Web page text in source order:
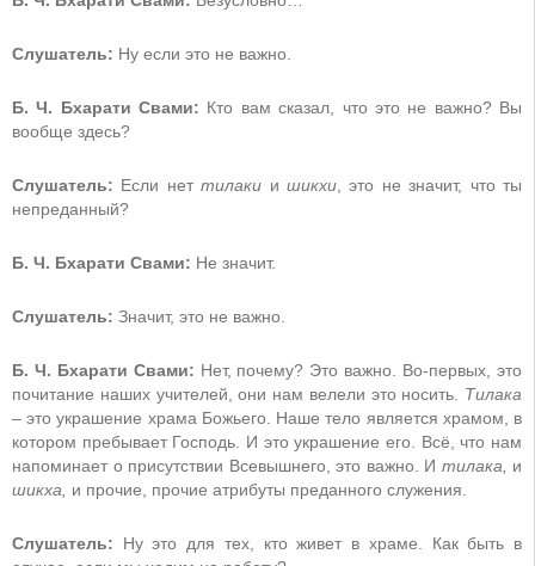
Слушатель: Ну если это не важно.
Б. Ч. Бхарати Свами: Кто вам сказал, что это не важно? Вы
вообще здесь?
Слушатель: Если неттилаки и шикхи , это не значит, что ты
непреданный?
Б. Ч. Бхарати Свами: Не значит.
Слушатель: Значит, это не важно.
Б. Ч. Бхарати Свами: Нет, почему? Это важно. Во-первых, это
почитание наших учителей, они нам велели это носить.
Тилака
– это украшение храма Божьего. Наше тело является храмом, в
котором пребывает Господь. И это украшение его. Всё, что нам
напоминает о присутствии Всевышнего, это важно. И тилака, и
шикха, и прочие, прочие атрибуты преданного служения.
Слушатель: Ну это для тех, кто живет в храме. Как быть в